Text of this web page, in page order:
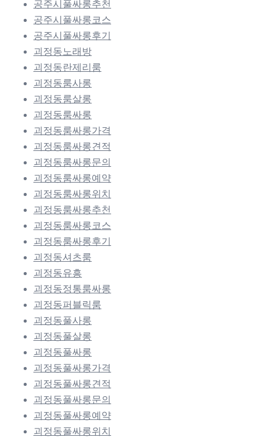
공주시풀싸롱추천
공주시풀싸롱코스
공주시풀싸롱후기
괴정동노래방
괴정동란제리룸
괴정동룸사롱
괴정동룸살롱
괴정동룸싸롱
괴정동룸싸롱가격
괴정동룸싸롱견적
괴정동룸싸롱문의
괴정동룸싸롱예약
괴정동룸싸롱위치
괴정동룸싸롱추천
괴정동룸싸롱코스
괴정동룸싸롱후기
괴정동셔츠룸
괴정동유흥
괴정동정통룸싸롱
괴정동퍼블릭룸
괴정동풀사롱
괴정동풀살롱
괴정동풀싸롱
괴정동풀싸롱가격
괴정동풀싸롱견적
괴정동풀싸롱문의
괴정동풀싸롱예약
괴정동풀싸롱위치